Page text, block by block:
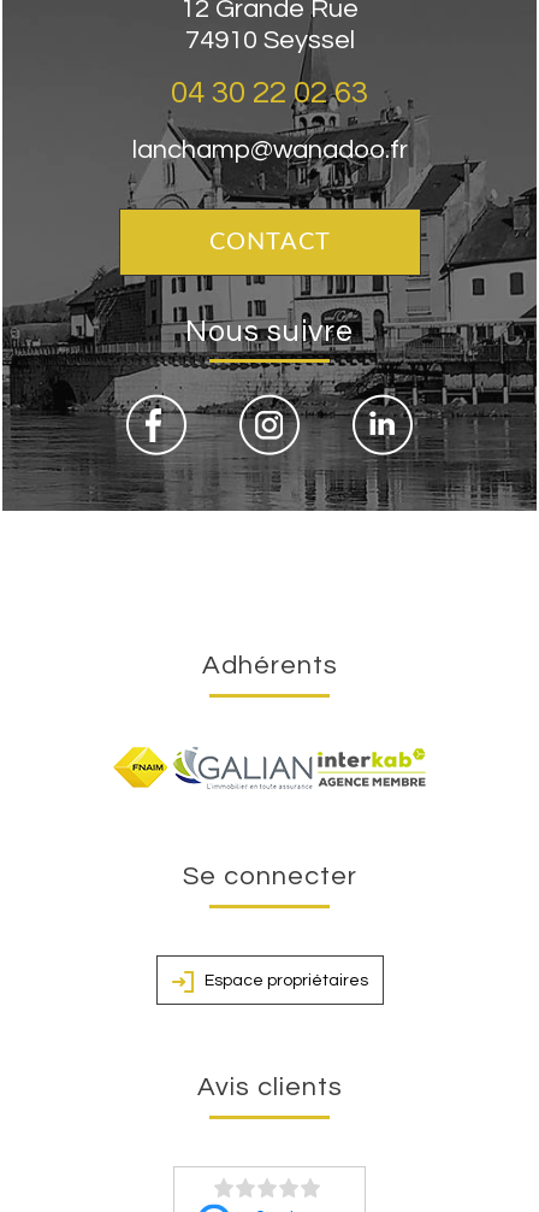
12 Grande Rue
74910 Seyssel
04 30 22 02 63
lanchamp@wanadoo.fr
CONTACT
Nous suivre
Adhérents
Se connecter
Espace propriétaires
Avis clients